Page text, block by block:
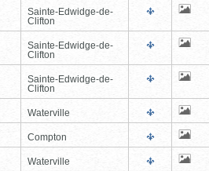
Sainte-Edwidge-de-
Clifton
Sainte-Edwidge-de-
Clifton
Sainte-Edwidge-de-
Clifton
Waterville
Compton
Waterville